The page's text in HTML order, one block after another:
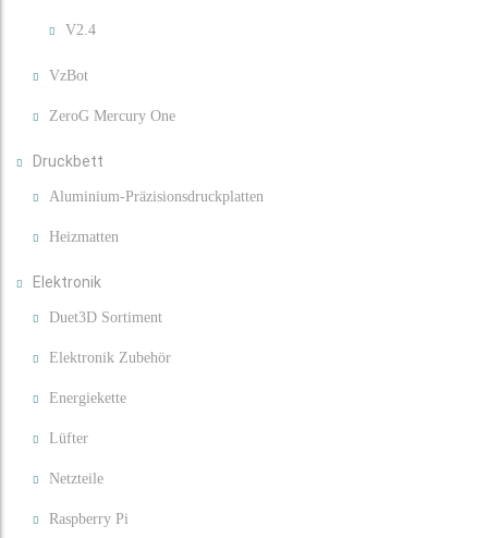
V2.4
VzBot
ZeroG Mercury One
Druckbett
Aluminium-Präzisionsdruckplatten
Heizmatten
Elektronik
Duet3D Sortiment
Elektronik Zubehör
Energiekette
Lüfter
Netzteile
Raspberry Pi